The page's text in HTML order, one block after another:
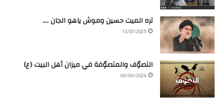
تره الميت حسين وموش ياهو الجان ….
13/07/2025
التصوّف والمتصوّفة في ميزان أهل البيت (ع)
06/06/2024